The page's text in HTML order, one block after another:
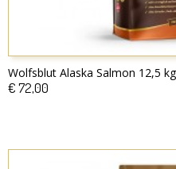
Wolfsblut Alaska Salmon 12,5 kg
€ 72,00